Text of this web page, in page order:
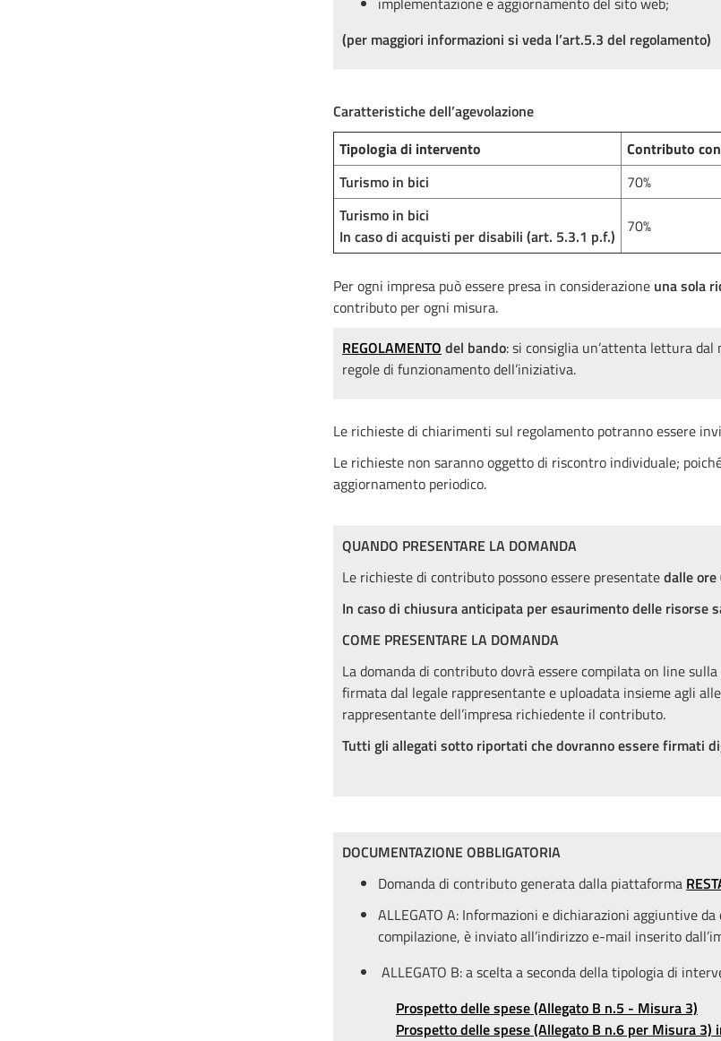
(per maggiori informazioni si veda l’art.5.3 del regolamento)
Caratteristiche dell’agevolazione
Tipologia di intervento
Contributo
Turismo in bici
70%
Turismo in bici
In caso di acquisti per disabili (art. 5.3.1 p.f.)
70%
Per ogni impresa può essere presa in considerazione una sola
contributo per ogni misura.
REGOLAMENTO del bando: si consiglia un’attenta lettura
regole di funzionamento dell’iniziativa.
Le richieste di chiarimenti sul regolamento potranno essere
Le richieste non saranno oggetto di riscontro individuale;
aggiornamento periodico.
QUANDO PRESENTARE LA DOMANDA
Le richieste di contributo possono essere presentatedalle
In caso di chiusura anticipata per esaurimento delle risorse
COME PRESENTARE LA DOMANDA
La domanda di contributo dovrà essere compilata on line
firmata dal legale rappresentante e uploadata insieme agli
rappresentante dell’impresa richiedente il contributo.
Tutti gli allegati sotto riportati che dovranno essere firmati
DOCUMENTAZIONE OBBLIGATORIA
Domanda di contributo generata dalla piattaforma
ALLEGATO A: Informazioni e dichiarazioni aggiuntive
compilazione, è inviato all’indirizzo e-mail inserito
ALLEGATO B: a scelta a seconda della tipologia di
Prospetto delle spese (Allegato B n.5 - Misura 3)
Prospetto delle spese (Allegato B n.6 per Misura